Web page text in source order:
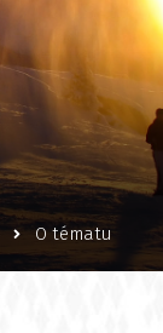
O tématu